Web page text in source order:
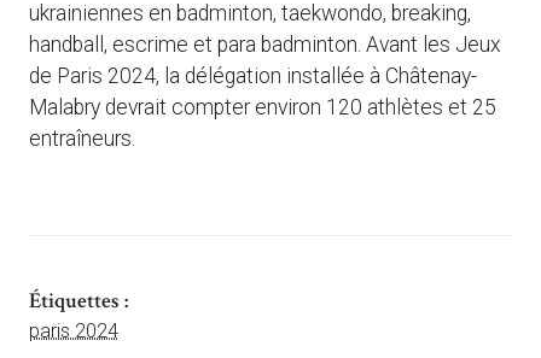
ukrainiennes en badminton, taekwondo, breaking,
handball, escrime et para badminton. Avant les Jeux
de Paris 2024, la délégation installée à Châtenay-
Malabry devrait compter environ 120 athlètes et 25
entraîneurs.
Étiquettes :
paris 2024